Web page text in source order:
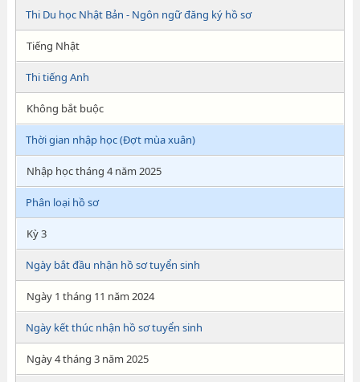
Thi Du học Nhật Bản - Ngôn ngữ đăng ký hồ sơ
Tiếng Nhật
Thi tiếng Anh
Không bắt buộc
Thời gian nhập học (Đợt mùa xuân)
Nhập học tháng 4 năm 2025
Phân loại hồ sơ
Kỳ 3
Ngày bắt đầu nhận hồ sơ tuyển sinh
Ngày 1 tháng 11 năm 2024
Ngày kết thúc nhận hồ sơ tuyển sinh
Ngày 4 tháng 3 năm 2025